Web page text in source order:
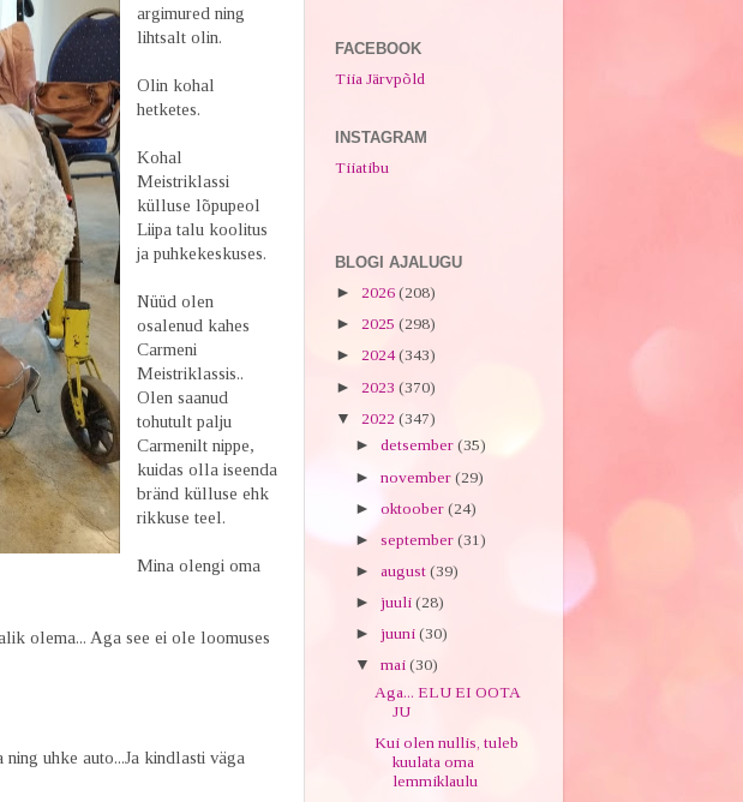
argimured ning
lihtsalt olin.
Olin kohal
hetketes.
Kohal
Meistriklassi
külluse lõpupeol
Liipa talu koolitus
ja puhkekeskuses.
Nüüd olen
osalenud kahes
Carmeni
Meistriklassis..
Olen saanud
tohutult palju
Carmenilt nippe,
kuidas olla iseenda
bränd külluse ehk
rikkuse teel.
Mina olengi oma
olema... Aga see ei ole loomuses
uhke auto...Ja kindlasti väga
FACEBOOK
Tiia Järvpõld
INSTAGRAM
Tiiatibu
BLOGI AJALUGU
► 2026 (208)
► 2025 (298)
► 2024(343)
► 2023 (370)
▼ 2022 (347)
► detsember (35)
► november (29)
► oktoober (24)
► september (31)
► august (39)
► juuli (28)
► juuni (30)
▼ mai (30)
Aga... ELU EI OOTA
JU
Kui olen nullis, tuleb
kuulata oma
lemmiklaulu